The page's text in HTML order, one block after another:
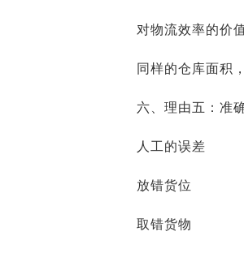
对物流效率的价
同样的仓库面积
六、理由五：准
人工的误差
放错货位
取错货物